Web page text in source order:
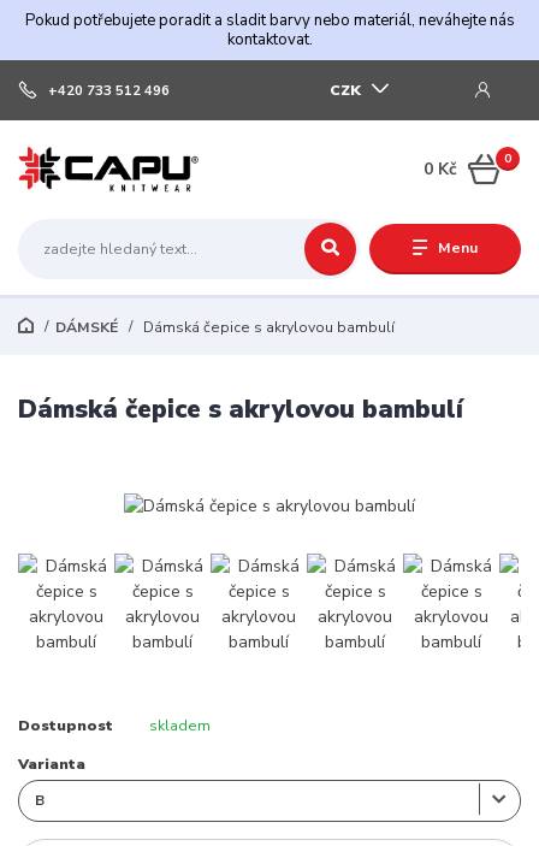
Pokud potřebujete poradit a sladit barvy nebo materiál, neváhejte nás
kontaktovat.
Menu
CZK
+420 733 512 496
0
0 Kč
DÁMSKÉ Dámská čepice s akrylovou bambulí
Dámská čepice s akrylovou bambulí
Dostupnost skladem
Varianta